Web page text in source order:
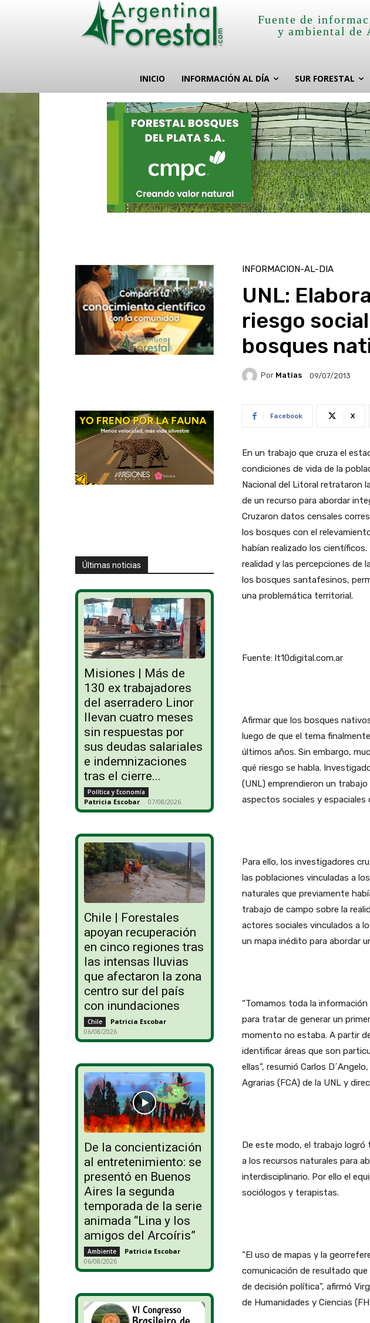
Fuente de
y ambiental de
INICIO INFORMACIÓN AL DÍA SUR FORESTAL
Últimas noticias
Misiones | Más de
130 ex trabajadores
del aserradero Linor
llevan cuatro meses
sin respuestas por
sus deudas salariales
e indemnizaciones
tras el cierre...
Política y Economía
Patricia Escobar - 07/08/2026
Chile | Forestales
apoyan recuperación
en cinco regiones tras
las intensas lluvias
que afectaron la zona
centro sur del país
con inundaciones
Chile Patricia Escobar -
06/08/2026
De la concientización
al entretenimiento: se
presentó en Buenos
Aires la segunda
temporada de la serie
animada “Lina y los
amigos del Arcoíris”
Ambiente Patricia Escobar -
06/08/2026
INFORMACION-AL-DIA
UNL:
riesgo
bosques
Por Matias 09/07/2013
Facebook X
En un trabajo que cruza el
condiciones de vida de la
Nacional del Litoral retrataron
de un recurso para abordar
Cruzaron datos censales
los bosques con el
habían realizado los
realidad y las percepciones de
los bosques santafesinos,
una problemática territorial.
Fuente: lt10digital.com.ar
Afirmar que los bosques
luego de que el tema
últimos años. Sin embargo,
qué riesgo se habla.
(UNL) emprendieron un
aspectos sociales y
Para ello, los investigadores
las poblaciones vinculadas a
naturales que previamente
trabajo de campo sobre la
actores sociales vinculados a
un mapa inédito para abordar
“Tomamos toda la
para tratar de generar un
momento no estaba. A partir
identificar áreas que son
ellas”, resumió Carlos
Agrarias (FCA) de la UNL y
De este modo, el trabajo
a los recursos naturales para
interdisciplinario. Por ello el
sociólogos y terapistas.
“El uso de mapas y la
comunicación de resultado
de decisión política”, afirmó
de Humanidades y Ciencias